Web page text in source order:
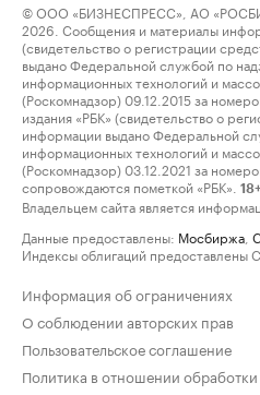
© ООО «БИЗНЕСПРЕСС», АО
2026. Сообщения и материалы
(свидетельство о регистрации
выдано Федеральной службой по
информационных технологий и
(Роскомнадзор) 09.12.2015 за
издания «РБК» (свидетельство о
информации выдано Федеральной
информационных технологий и
(Роскомнадзор) 03.12.2021 за
сопровождаются пометкой «РБК».
Владельцем сайта является
Данные предоставлены: Мосбиржа
Индексы облигаций предоставлены
Информация об ограничениях
О соблюдении авторских прав
Пользовательское соглашение
Политика в отношении